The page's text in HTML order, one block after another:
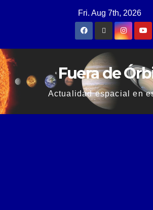
Fri. Aug 7th, 2026
Fuera de
Actualidad espacial en